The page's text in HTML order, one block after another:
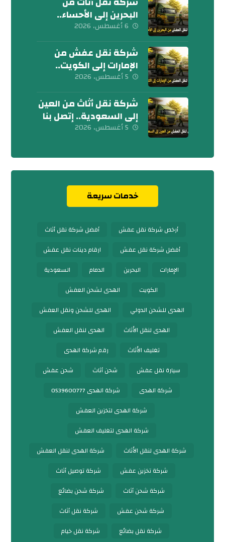
البحرين إلى الأحساء..
إتصل بنا الآن
6 أغسطس، 2026
شركة نقل عفش من
الإمارات إلى الكويت..
تواصل معنا الآن
5 أغسطس، 2026
شركة نقل أثاث من العين
إلى السعودية.. إتصل بنا
اليوم
5 أغسطس، 2026
خدمات سريعة
أرخص شركة نقل عفش
أفضل شركة نقل أثاث
أفضل شركة نقل عفش
ارقام دينات نقل عفش
الإمارات
البحرين الدمام
السعودية
الكويت
الهدى لشحن العفش
الهدى للشحن الدولي
الهدى للشحن ونقل العفش
الهدى لنقل الأثاث
الهدى لنقل العفش
تغليف الأثاث
رقم شركة الهدى
سيارة نقل عفش
شحن أثاث
شحن عفش
شركة الهدى
شركة الهدى 0539600777
شركة الهدى لتخزين العفش
شركة الهدى لتغليف العفش
شركة الهدى لنقل الأثاث
شركة الهدى لنقل العفش
شركة تخزين عفش
شركة توصيل أثاث
شركة شحن أثاث
شركة شحن بضائع
شركة شحن عفش
شركة نقل أثاث
شركة نقل بضائع
شركة نقل خيام